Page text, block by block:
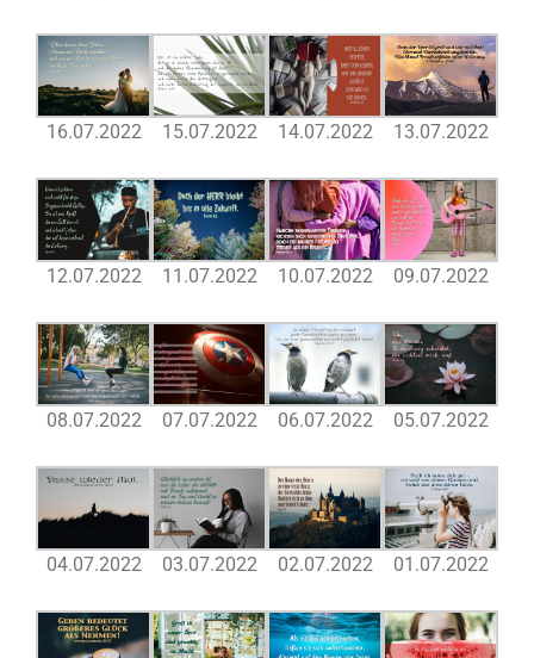
16.07.2022 15.07.2022 14.07.2022 13.07.2022
12.07.2022 11.07.2022 10.07.2022 09.07.2022
08.07.2022 07.07.2022 06.07.2022 05.07.2022
04.07.2022 03.07.2022 02.07.2022 01.07.2022